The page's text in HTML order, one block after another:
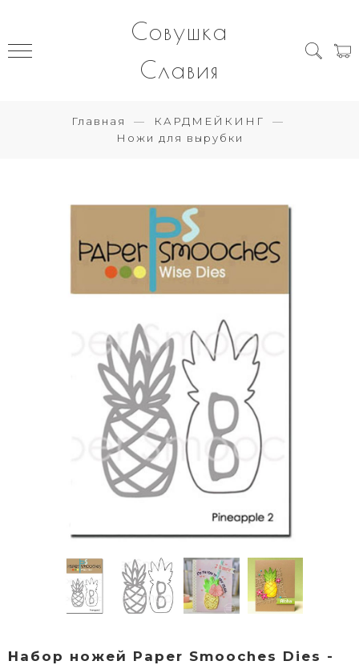
Совушка
Славия
Главная
КАРДМЕЙКИНГ
Ножи для вырубки
Набор ножей Paper Smooches Dies -